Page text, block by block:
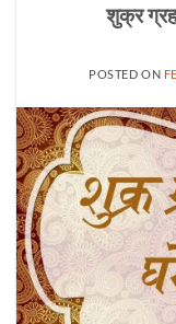
शुक्र
POSTED ON